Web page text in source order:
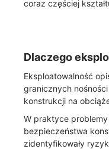
coraz częściej
Dlaczego
Eksploatowalność
granicznych
konstrukcji na
W praktyce
bezpieczeństwa
zidentyfikowały